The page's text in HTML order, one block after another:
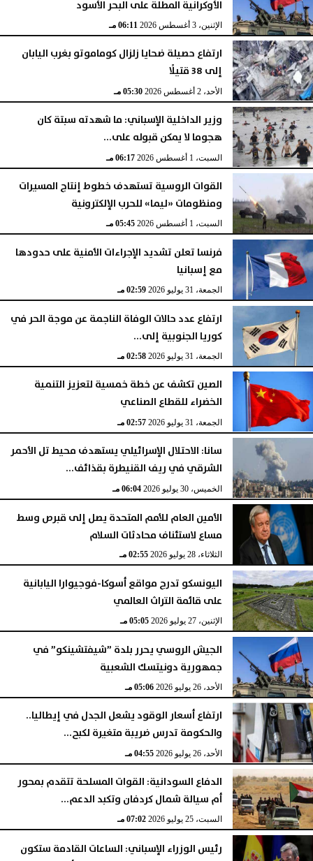
الأوكرانية المطلة على البحر الأسود
الإثنين، 3 أغسطس 2026 06:11 مـ
ارتفاع حصيلة ضحايا زلزال كوماموتو بغرب اليابان
إلى 38 قتيلًا
الأحد، 2 أغسطس 2026 05:30 مـ
وزير الداخلية الإسباني: ما شهدته سبتة كان
هجوما لا يمكن قبوله على...
السبت، 1 أغسطس 2026 06:17 مـ
القوات الروسية تستهدف خطوط إنتاج المسيرات
ومنظومات «ليما» للحرب الإلكترونية
السبت، 1 أغسطس 2026 05:45 مـ
فرنسا تعلن تشديد الإجراءات الأمنية على حدودها
مع إسبانيا
الجمعة، 31 يوليو 2026 02:59 مـ
ارتفاع عدد حالات الوفاة الناجمة عن موجة الحر في
كوريا الجنوبية إلى...
الجمعة، 31 يوليو 2026 02:58 مـ
الصين تكشف عن خطة خمسية لتعزيز التنمية
الخضراء للقطاع الصناعي
الجمعة، 31 يوليو 2026 02:57 مـ
سانا: الاحتلال الإسرائيلي يستهدف محيط تل الأحمر
الشرقي في ريف القنيطرة بقذائف...
الخميس، 30 يوليو 2026 06:04 مـ
الأمين العام للأمم المتحدة يصل إلى قبرص وسط
مساع لاستئناف محادثات السلام
الثلاثاء، 28 يوليو 2026 02:55 مـ
اليونسكو تدرج مواقع أسوكا-فوجيوارا اليابانية
على قائمة التراث العالمي
الإثنين، 27 يوليو 2026 05:05 مـ
الجيش الروسي يحرر بلدة ”شيفتشينكو” في
جمهورية دونيتسك الشعبية
الأحد، 26 يوليو 2026 05:06 مـ
ارتفاع أسعار الوقود يشعل الجدل في إيطاليا..
والحكومة تدرس ضريبة متغيرة لكبح...
الأحد، 26 يوليو 2026 04:55 مـ
الدفاع السودانية: القوات المسلحة تتقدم بمحور
أم سيالة شمال كردفان وتكبد الدعم...
السبت، 25 يوليو 2026 07:02 مـ
رئيس الوزراء الإسباني: الساعات القادمة ستكون